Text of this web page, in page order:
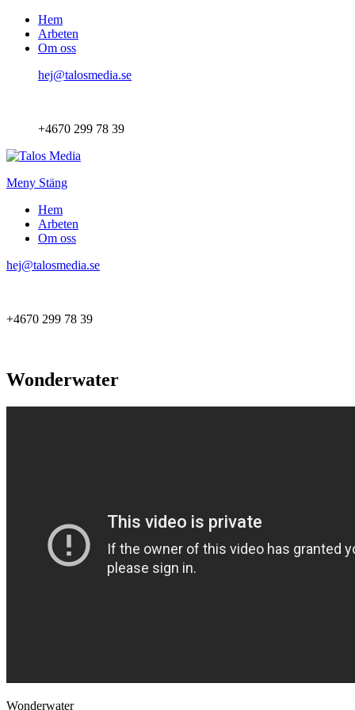
Hem
Arbeten
Om oss
hej@talosmedia.se
+4670 299 78 39
Meny Stäng
Hem
Arbeten
Om oss
hej@talosmedia.se
+4670 299 78 39
Wonderwater
Wonderwater